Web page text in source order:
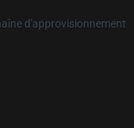
d'approvisionnement